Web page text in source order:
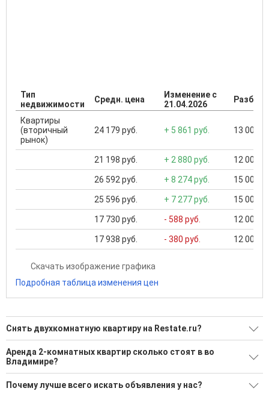
Тип
недвижимости
Средн. цена
Изменение с
21.04.2026
Квартиры
(вторичный
рынок)
24 179 руб. + 5 861 руб. 13 000
21 198 руб. + 2 880 руб. 12 000
26 592 руб. + 8 274 руб. 15 000
25 596 руб. + 7 277 руб. 15 000
17 730 руб. - 588 руб. 12 000
17 938 руб. - 380 руб. 12 000
Скачать изображение графика
Подробная таблица изменения цен
Снять двухкомнатную квартиру на Restate.ru?
Ищите, как Снять двухкомнатную квартиру?
677 актуальных и проверенных объявлений
Воспользуйтесь нашим поиском по новостройкам, для
Аренда 2-комнатных квартир сколько стоят в во
Владимире?
Минимальная цена: 11 500 Р. Максимальная цена: 65 000 Р;
Средняя: 26 834 Р
Почему лучше всего искать объявления у нас?